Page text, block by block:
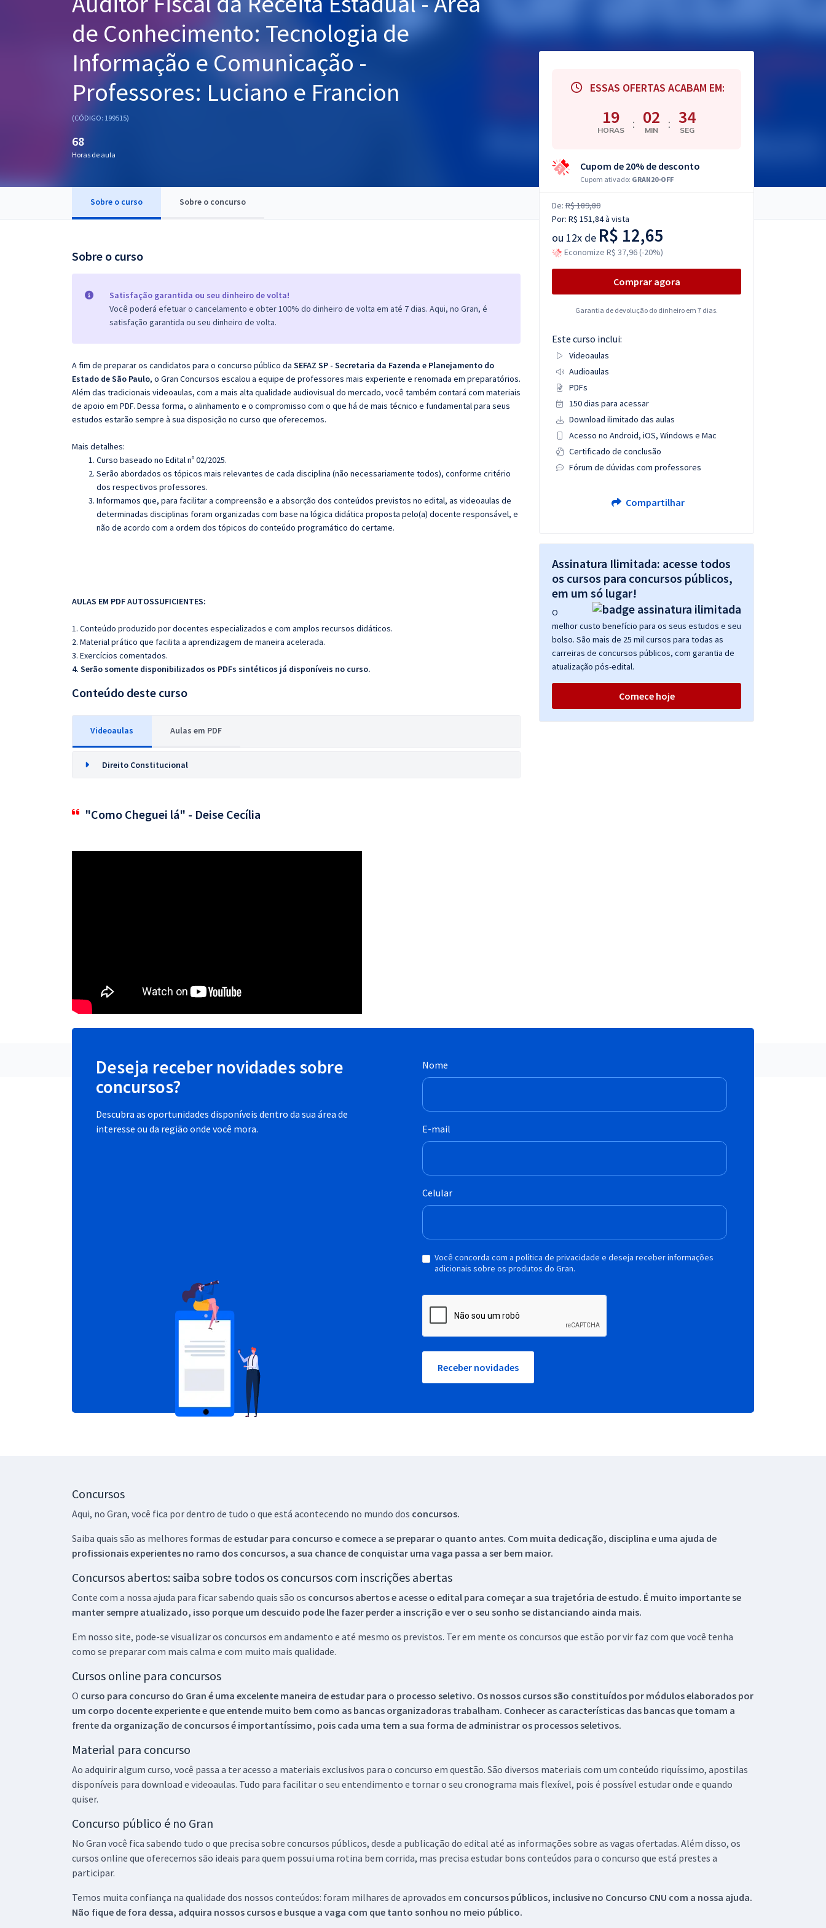
Conteúdo gratuito
de Conhecimento: Tecnologia de
Informação e Comunicação -
Professores: Luciano e Francion
(CÓDIGO: 199515)
68
Horas de aula
Sobre o curso Sobre o concurso
Sobre o curso
Satisfação garantida ou seu dinheiro de volta!
Você poderá efetuar o cancelamento e obter 100% do dinheiro de volta em até 7 dias. Aqui, no Gran, é
satisfação garantida ou seu dinheiro de volta.
A fim de preparar os candidatos para o concurso público da SEFAZ SP - Secretaria da Fazenda e Planejamento do
Estado de São Paulo, o Gran Concursos escalou a equipe de professores mais experiente e renomada em preparatórios.
Além das tradicionais videoaulas, com a mais alta qualidade audiovisual do mercado, você também contará com materiais
de apoio em PDF. Dessa forma, o alinhamento e o compromisso com o que há de mais técnico e fundamental para seus
estudos estarão sempre à sua disposição no curso que oferecemos.
Mais detalhes:
Curso baseado no Edital nº 02/2025.
Serão abordados os tópicos mais relevantes de cada disciplina (não necessariamente todos), conforme critério
dos respectivos professores.
Informamos que, para facilitar a compreensão e a absorção dos conteúdos previstos no edital, as videoaulas de
determinadas disciplinas foram organizadas com base na lógica didática proposta pelo(a) docente responsável, e
não de acordo com a ordem dos tópicos do conteúdo programático do certame.
AULAS EM PDF AUTOSSUFICIENTES:
1. Conteúdo produzido por docentes especializados e com amplos recursos didáticos.
2. Material prático que facilita a aprendizagem de maneira acelerada.
3. Exercícios comentados.
4. Serão somente disponibilizados os PDFs sintéticos já disponíveis no curso.
Conteúdo deste curso
Videoaulas Aulas em PDF
Direito Constitucional
"Como Cheguei lá" - Deise Cecília
ESSAS OFERTAS ACABAM EM:
19
HORAS : 02
MIN : 33
SEG
Cupom de 20% de desconto
Cupom ativado: GRAN20-OFF
De: R$ 189,80
Por: R$ 151,84à vista
ou 12x de R$ 12,65
Economize R$ 37,96 (-20%)
Comprar agora
Garantia de devolução do dinheiro em 7 dias.
Este curso inclui:
Videoaulas
Audioaulas
PDFs
150 dias para acessar
Download ilimitado das aulas
Acesso no Android, iOS, Windows e Mac
Certificado de conclusão
Fórum de dúvidas com professores
Compartilhar
Assinatura Ilimitada: acesse todos
os cursos para concursos públicos,
em um só lugar!
O
melhor custo benefício para os seus estudos e seu
bolso. São mais de 25 mil cursos para todas as
carreiras de concursos públicos, com garantia de
atualização pós-edital.
Comece hoje
Deseja receber novidades sobre
concursos?
Descubra as oportunidades disponíveis dentro da sua área de
interesse ou da região onde você mora.
Nome
E-mail
Celular
Você concorda com a política de privacidade e deseja receber informações
adicionais sobre os produtos do Gran.
Receber novidades
Concursos
Aqui, no Gran, você fica por dentro de tudo o que está acontecendo no mundo dos concursos.
Saiba quais são as melhores formas de estudar para concurso e comece a se preparar o quanto antes. Com muita dedicação, disciplina e uma ajuda de
profissionais experientes no ramo dos concursos, a sua chance de conquistar uma vaga passa a ser bem maior.
Concursos abertos: saiba sobre todos os concursos com inscrições abertas
Conte com a nossa ajuda para ficar sabendo quais são os concursos abertos e acesse o edital para começar a sua trajetória de estudo. É muito importante se
manter sempre atualizado, isso porque um descuido pode lhe fazer perder a inscrição e ver o seu sonho se distanciando ainda mais.
Em nosso site, pode-se visualizar os concursos em andamento e até mesmo os previstos. Ter em mente os concursos que estão por vir faz com que você tenha
como se preparar com mais calma e com muito mais qualidade.
Cursos online para concursos
O curso para concurso do Gran é uma excelente maneira de estudar para o processo seletivo. Os nossos cursos são constituídos por módulos elaborados por
um corpo docente experiente e que entende muito bem como as bancas organizadoras trabalham. Conhecer as características das bancas que tomam a
frente da organização de concursos é importantíssimo, pois cada uma tem a sua forma de administrar os processos seletivos.
Material para concurso
Ao adquirir algum curso, você passa a ter acesso a materiais exclusivos para o concurso em questão. São diversos materiais com um conteúdo riquíssimo, apostilas
disponíveis para download e videoaulas. Tudo para facilitar o seu entendimento e tornar o seu cronograma mais flexível, pois é possível estudar onde e quando
quiser.
Concurso público é no Gran
No Gran você fica sabendo tudo o que precisa sobre concursos públicos, desde a publicação do edital até as informações sobre as vagas ofertadas. Além disso, os
cursos online que oferecemos são ideais para quem possui uma rotina bem corrida, mas precisa estudar bons conteúdos para o concurso que está prestes a
participar.
Temos muita confiança na qualidade dos nossos conteúdos: foram milhares de aprovados em concursos públicos, inclusive no Concurso CNU com a nossa ajuda.
Não fique de fora dessa, adquira nossos cursos e busque a vaga com que tanto sonhou no meio público.